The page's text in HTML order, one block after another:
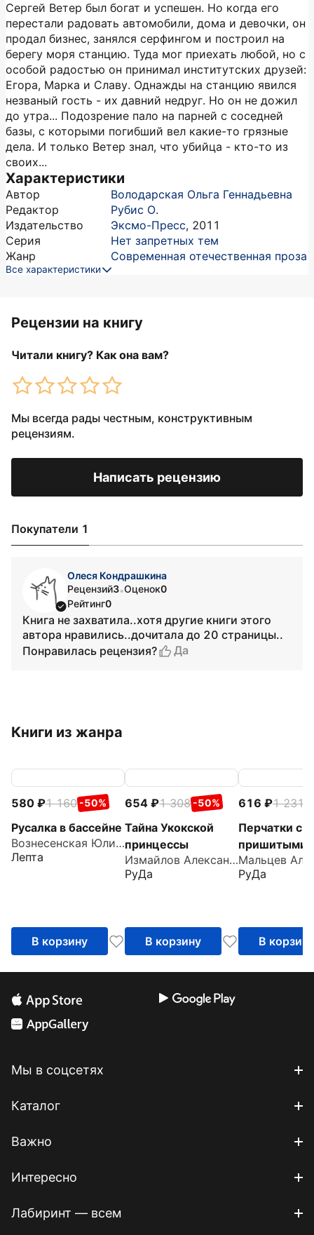
Сергей Ветер был богат и успешен. Но когда его
перестали радовать автомобили, дома и девочки, он
продал бизнес, занялся серфингом и построил на
берегу моря станцию. Туда мог приехать любой, но с
особой радостью он принимал институтских друзей:
Егора, Марка и Славу. Однажды на станцию явился
незваный гость - их давний недруг. Но он не дожил
до утра... Подозрение пало на парней с соседней
базы, с которыми погибший вел какие-то грязные
дела. И только Ветер знал, что убийца - кто-то из
своих...
Характеристики
Автор
Володарская Ольга Геннадьевна
Редактор
Рубис О.
Издательство
Эксмо-Пресс, 2011
Серия
Нет запретных тем
Жанр
Современная отечественная проза
Все характеристики
Рецензии на книгу
Читали книгу? Как она вам?
Мы всегда рады честным, конструктивным
рецензиям.
Написать рецензию
Покупатели 1
Олеся Кондрашкина
Рецензий3•Оценок0
Рейтинг0
Книга не захватила..хотя другие книги этого
автора нравились..дочитала до 20 страницы..
Понравилась рецензия?
Да
Книги из жанра
580 1 160 -50%
Русалка в бассейне
Вознесенская Юлия Николаевна
Лепта
В корзину
654 1 308 -50%
Тайна Укокской
принцессы
Измайлов Александр
РуДа
В корзину
616 1 231
Перчатки с
пришитыми
пальцами
РуДа
В корзину
Мы в соцсетях
Каталог
Важно
Интересно
Лабиринт — всем